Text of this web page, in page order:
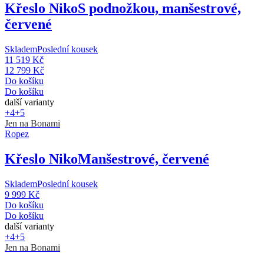
Křeslo NikoS podnožkou, manšestrové,
červené
SklademPoslední kousek
11 519 Kč
12 799 Kč
Do košíku
Do košíku
další varianty
+4+5
Jen na Bonami
Ropez
Křeslo NikoManšestrové, červené
SklademPoslední kousek
9 999 Kč
Do košíku
Do košíku
další varianty
+4+5
Jen na Bonami